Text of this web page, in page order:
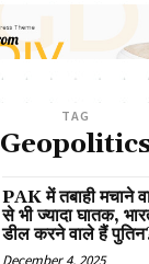
TAG
PAK में तबाही मचाने
से भी ज्यादा घातक,
डील करने वाले हैं